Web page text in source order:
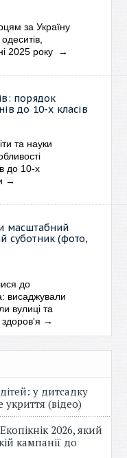
за Україну
2025 року
→
порядок
до 10-х класів
та науки
до 10-х
→
масштабний
суботник (фото,
до
висаджували
вулиці та
→
у дитсадку
(відео)
2026, який
кампанії до